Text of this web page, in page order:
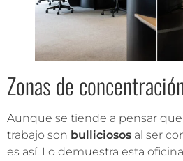
Zonas de
Aunque se tiende a pensar
trabajo son bulliciosos al ser
es así. Lo demuestra esta